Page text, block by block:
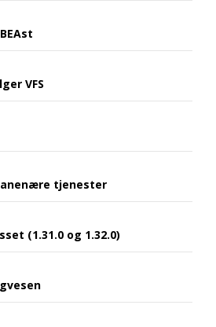
VFS
tjenester
(1.31.0 og 1.32.0)